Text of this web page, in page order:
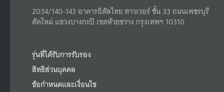
2034/140-143 อาคารอิตัลไทย ทาวเวอร์ ชั้น 33 ถนนเพชรบุรี
ตัดใหม่ แขวงบางกะปิ เขตห้วยขวาง กรุงเทพฯ 10310
รุ่นที่ได้รับการรับรอง
สิทธิส่วนบุคคล
ข้อกำหนดและเงื่อนไข